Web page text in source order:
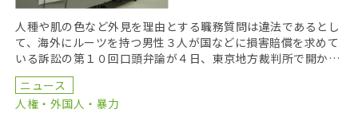
人種や肌の色など外見を理由とする職務質問は違法であるとし
て、海外にルーツを持つ男性３人が国などに損害賠償を求めて
いる訴訟の第１０回口頭弁論が４日、東京地方裁判所で開かれ
た。原告側は法廷で、元警察官による警察内部の実態を語 […]
ニュース
人権・外国人・暴力